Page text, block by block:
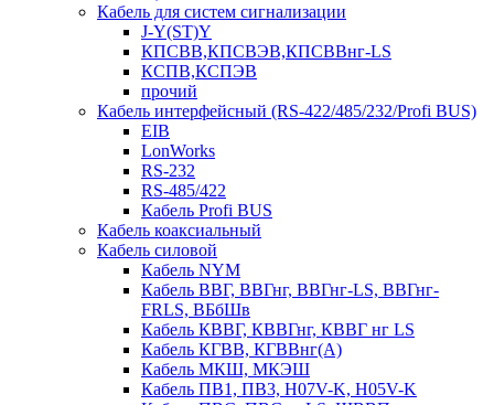
Кабель для систем сигнализации
J-Y(ST)Y
КПСВВ,КПСВЭВ,КПСВВнг-LS
КСПВ,КСПЭВ
прочий
Кабель интерфейсный (RS-422/485/232/Profi BUS)
EIB
LonWorks
RS-232
RS-485/422
Кабель Profi BUS
Кабель коаксиальный
Кабель силовой
Кабель NYM
Кабель ВВГ, ВВГнг, ВВГнг-LS, ВВГнг-
FRLS, ВБбШв
Кабель КВВГ, КВВГнг, КВВГ нг LS
Кабель КГВВ, КГВВнг(А)
Кабель МКШ, МКЭШ
Кабель ПВ1, ПВ3, H07V-K, H05V-K